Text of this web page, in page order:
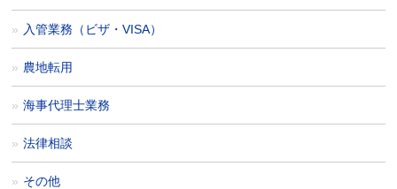
入管業務（ビザ・VISA）
農地転用
海事代理士業務
法律相談
その他